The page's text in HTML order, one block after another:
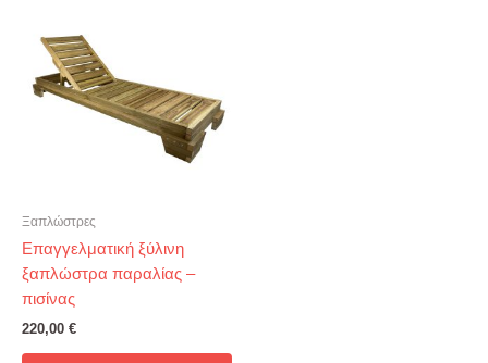
Ξαπλώστρες
Επαγγελματική ξύλινη
ξαπλώστρα παραλίας –
πισίνας
220,00 €